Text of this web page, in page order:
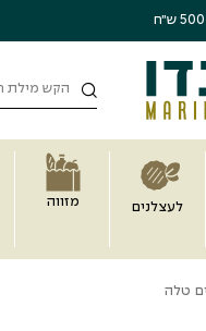
חיפוש
לעצלנים מזווה
טלה